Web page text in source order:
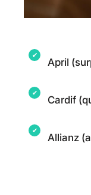
April
Cardif
Allianz